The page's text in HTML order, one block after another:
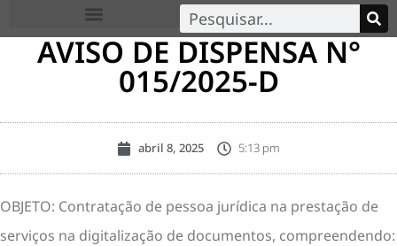
AVISO DE DISPENSA N°
015/2025-D
abril 8, 2025 5:13 pm
OBJETO: Contratação de pessoa jurídica na prestação de
serviços na digitalização de documentos, compreendendo: